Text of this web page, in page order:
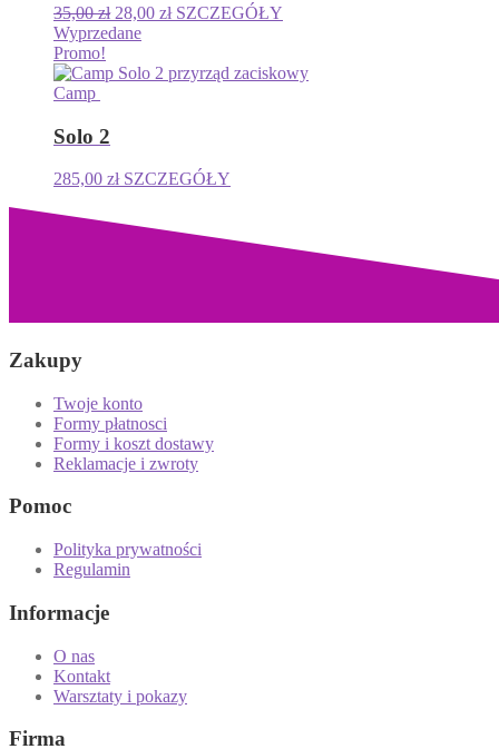
35,00zł Pierwotna
cena
35,00 zł.
28,00 złAktualna
28,00 zł.
SZCZEGÓŁY
Wyprzedane
Promo!
Camp
Solo 2
285,00 zł SZCZEGÓŁY
Zakupy
Twoje konto
Formy płatnosci
Formy i koszt dostawy
Reklamacje i zwroty
Pomoc
Polityka prywatności
Regulamin
Informacje
O nas
Kontakt
Warsztaty i pokazy
Firma